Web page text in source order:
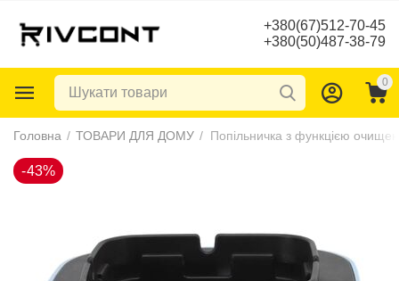
+380(67)512-70-45
+380(50)487-38-79
0
Головна / ТОВАРИ ДЛЯ ДОМУ /